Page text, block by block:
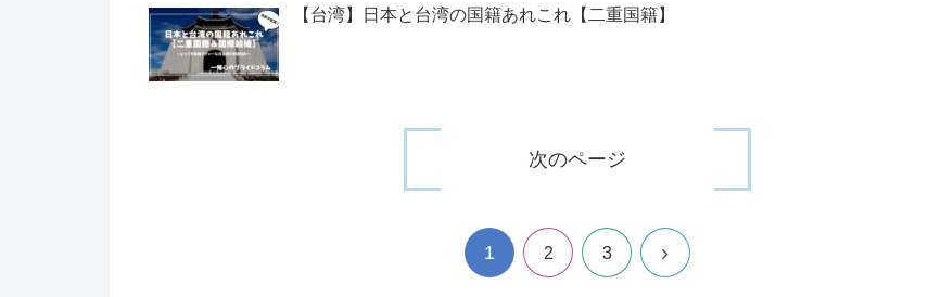
【台湾】日本と台湾の国籍あれこれ【二重国籍】
次のページ
1 2 3 次